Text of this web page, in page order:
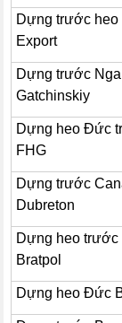
Dựng trước heo
Export
Dựng trước Nga
Gatchinskiy
Dựng heo Đức
FHG
Dựng trước
Dubreton
Dựng heo trước
Bratpol
Dựng heo Đức